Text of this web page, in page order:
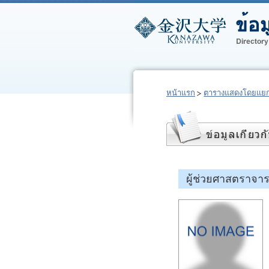
หน้าแรก ตารางแสดงโดยแ
ผู้ช่วยศาสตราจา